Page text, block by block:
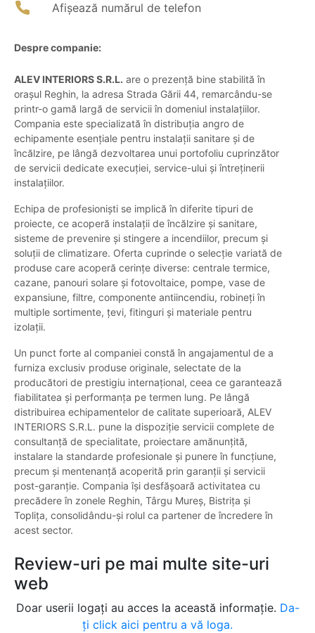
Afișează numărul de telefon
Despre companie:
ALEV INTERIORS S.R.L. are o prezență bine stabilită în
orașul Reghin, la adresa Strada Gării 44, remarcându-se
printr-o gamă largă de servicii în domeniul instalațiilor.
Compania este specializată în distribuția angro de
echipamente esențiale pentru instalații sanitare și de
încălzire, pe lângă dezvoltarea unui portofoliu cuprinzător
de servicii dedicate execuției, service-ului și întreținerii
instalațiilor.
Echipa de profesioniști se implică în diferite tipuri de
proiecte, ce acoperă instalații de încălzire și sanitare,
sisteme de prevenire și stingere a incendiilor, precum și
soluții de climatizare. Oferta cuprinde o selecție variată de
produse care acoperă cerințe diverse: centrale termice,
cazane, panouri solare și fotovoltaice, pompe, vase de
expansiune, filtre, componente antiincendiu, robineți în
multiple sortimente, țevi, fitinguri și materiale pentru
izolații.
Un punct forte al companiei constă în angajamentul de a
furniza exclusiv produse originale, selectate de la
producători de prestigiu internațional, ceea ce garantează
fiabilitatea și performanța pe termen lung. Pe lângă
distribuirea echipamentelor de calitate superioară, ALEV
INTERIORS S.R.L. pune la dispoziție servicii complete de
consultanță de specialitate, proiectare amănunțită,
instalare la standarde profesionale și punere în funcțiune,
precum și mentenanță acoperită prin garanții și servicii
post-garanție. Compania își desfășoară activitatea cu
precădere în zonele Reghin, Târgu Mureș, Bistrița și
Toplița, consolidându-și rolul ca partener de încredere în
acest sector.
Review-uri pe mai multe site-uri
web
Doar userii logați au acces la această informație. Da-
ți click aici pentru a vă loga.